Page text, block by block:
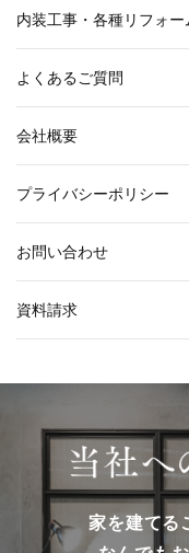
内装工事・各種リフォー
よくあるご質問
会社概要
プライバシーポリシー
お問い合わせ
資料請求
家を建てる